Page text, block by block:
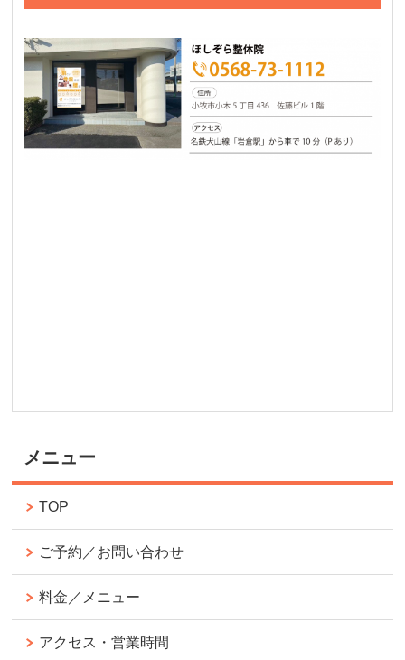
メニュー
TOP
ご予約／お問い合わせ
料金／メニュー
アクセス・営業時間